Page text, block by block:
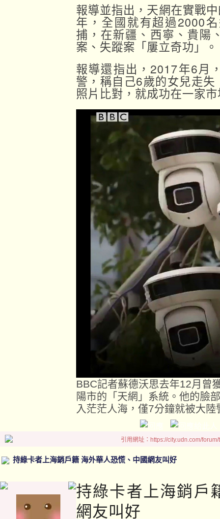
報導並指出，天網在實戰
年，全國就有超過2000
捕，在新疆、西寧、貴陽
案、失蹤案「屢立奇功」。
報導還指出，2017年6月
警，稱自己6歲的女兒走
照片比對，就成功在一家
BBC記者蘇德沃思去年12月曾
陽市的「天網」系統。他的臉
入茫茫人海，僅7分鐘就被大
引用網址：https://city.udn.com/
持綠卡者上海銷戶籍 海外華人恐慌、中國網友叫好
持綠卡者上海銷戶
網友叫好